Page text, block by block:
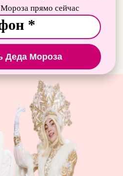
прямо сейчас
Деда Мороза